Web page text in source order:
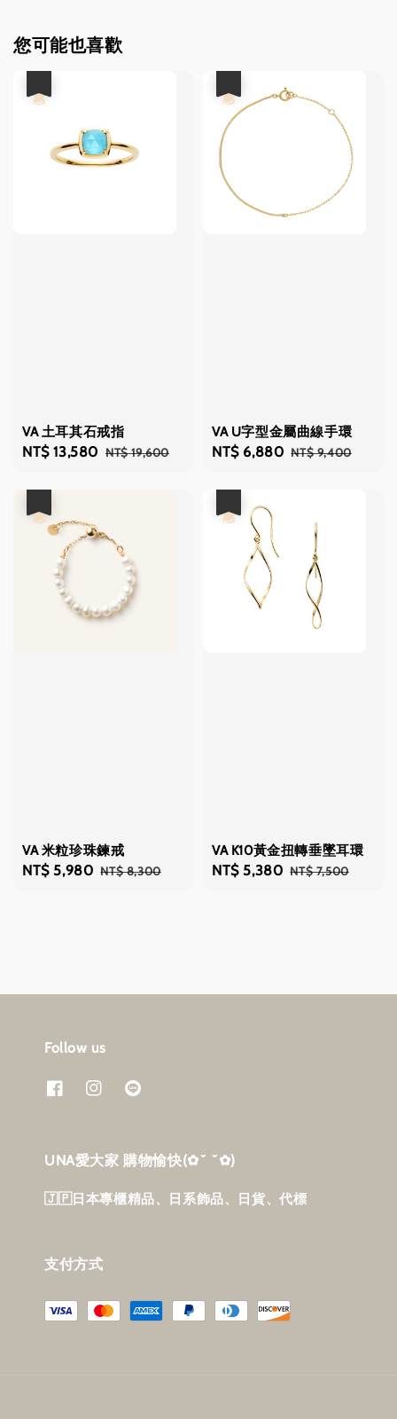
您可能也喜歡
VA 土耳其石戒指
Sale
NT$ 13,580 Regular
NT$ 19,600
VA U字型金屬曲線手環
Sale
NT$ 6,880 Regular
NT$ 9,400
VA 米粒珍珠鍊戒
Sale
NT$ 5,980 Regular
NT$ 8,300
VA K10黃金扭轉垂墜耳環
Sale
NT$ 5,380 Regular
NT$ 7,500
Follow us
UNA愛大家 購物愉快‎(✿˘ ˘✿)
🇯🇵日本專櫃精品、日系飾品、日貨、代標
支付方式